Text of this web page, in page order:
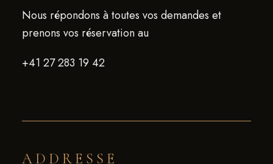
Nous répondons à toutes vos demandes et
prenons vos réservation au
+41 27 283 19 42
ADDRESSE